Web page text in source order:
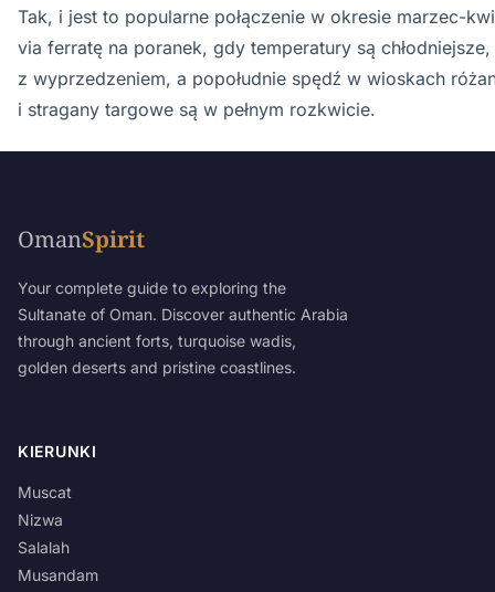
Tak, i jest to popularne połączenie w okresie marzec-
via ferratę na poranek, gdy temperatury są
z wyprzedzeniem, a popołudnie spędź w wioskach
i stragany targowe są w pełnym rozkwicie.
OmanSpirit
Your complete guide to exploring the
Sultanate of Oman. Discover authentic Arabia
through ancient forts, turquoise wadis,
golden deserts and pristine coastlines.
KIERUNKI
Muscat
Nizwa
Salalah
Musandam